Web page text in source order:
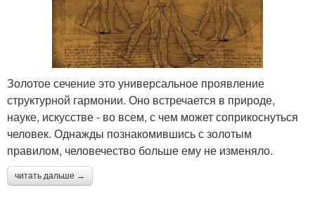
Золотое сечение это универсальное проявление
структурной гармонии. Оно встречается в природе,
науке, искусстве - во всем, с чем может соприкоснуться
человек. Однажды познакомившись с золотым
правилом, человечество больше ему не изменяло.
читать дальше →